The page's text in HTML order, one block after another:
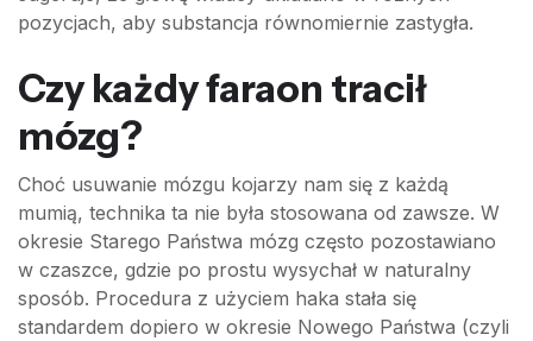
pozycjach, aby substancja równomiernie zastygła.
Czy każdy faraon tracił
mózg?
Choć usuwanie mózgu kojarzy nam się z każdą
mumią, technika ta nie była stosowana od zawsze. W
okresie Starego Państwa mózg często pozostawiano
w czaszce, gdzie po prostu wysychał w naturalny
sposób. Procedura z użyciem haka stała się
standardem dopiero w okresie Nowego Państwa (czyli